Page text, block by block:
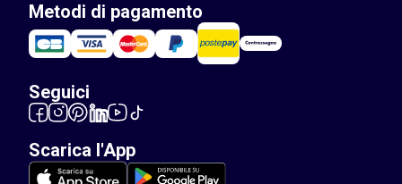
Metodi di pagamento
Seguici
Scarica l'App